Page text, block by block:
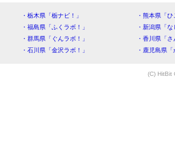
・栃木県「栃ナビ！」
・熊本県「
・福島県「ふくラボ！」
・新潟県「
・群馬県「ぐんラボ！」
・香川県「
・石川県「金沢ラボ！」
・鹿児島県
(C) HitBit